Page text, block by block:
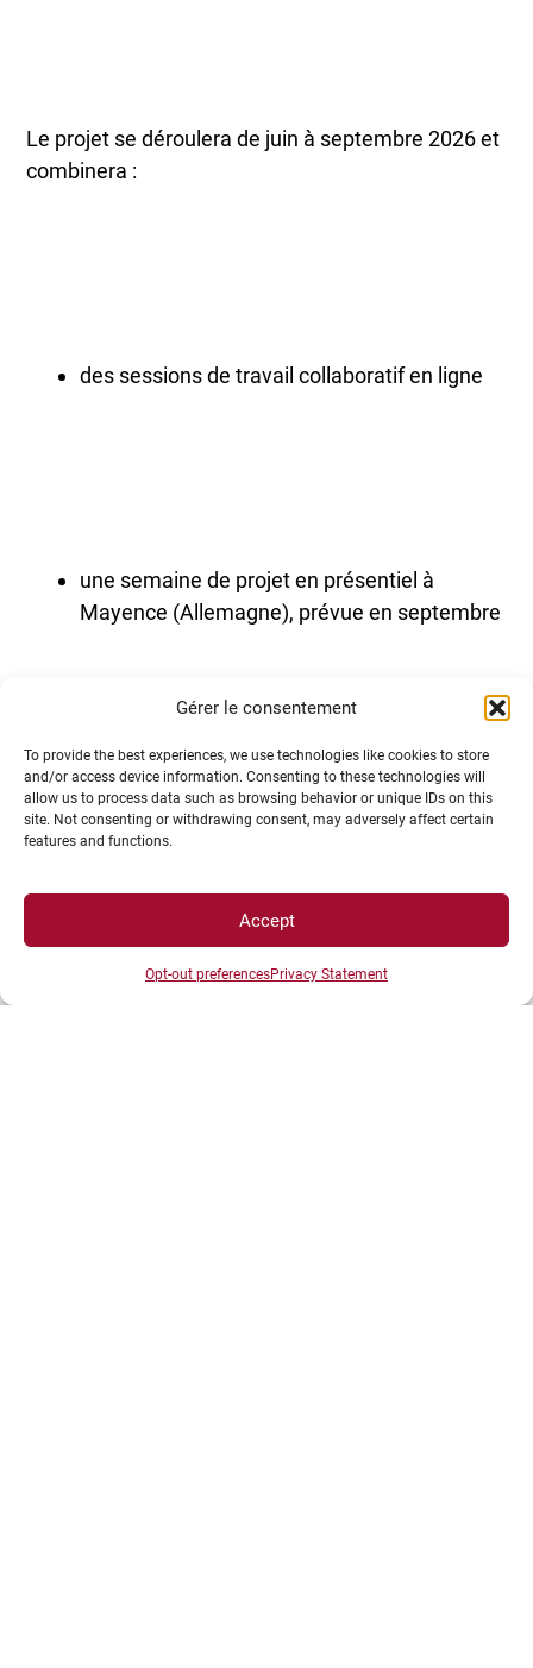
Gérer le consentement
To provide the best experiences, we use technologies like cookies to store
and/or access device information. Consenting to these technologies will
allow us to process data such as browsing behavior or unique IDs on this
site. Not consenting or withdrawing consent, may adversely affect certain
features and functions.
Accept
Opt-out preferencesPrivacy Statement
Le projet se déroulera de juin à septembre 2026 et
combinera :
des sessions de travail collaboratif en ligne
une semaine de projet en présentiel à
Mayence (Allemagne), prévue en septembre
Qui peut candidater ?